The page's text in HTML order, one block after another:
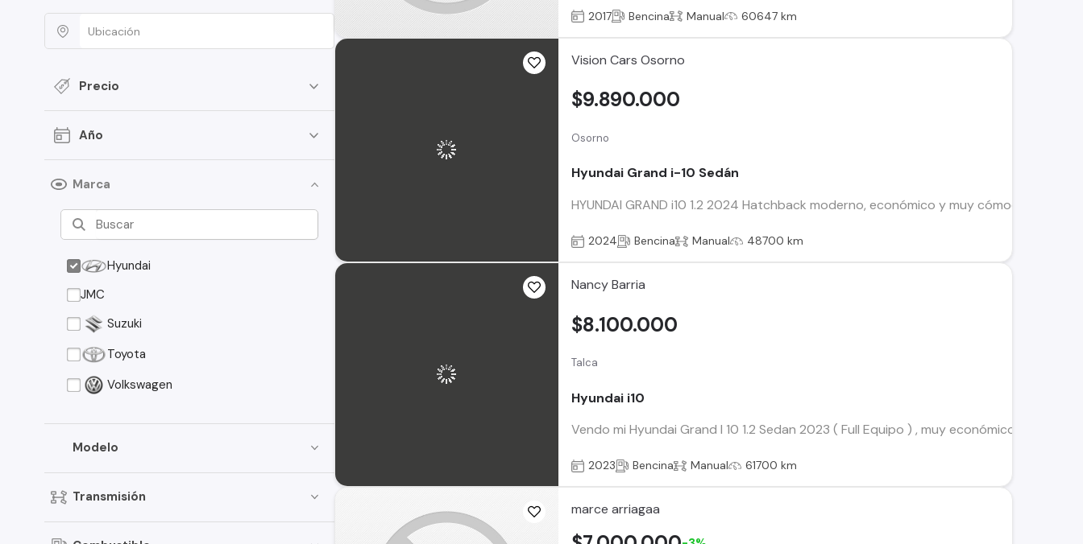
Precio
Año
Marca
Hyundai
JMC
Suzuki
Toyota
Volkswagen
Modelo
Transmisión
2017 Bencina Manual 60647 km
Vision Cars Osorno
Osorno
Hyundai Grand i-10 Sedán
HYUNDAI GRAND i10 1.2 2024 Hatchback moderno, económico y muy cómodo
$9.890.000
2024 Bencina Manual 48700 km
Nancy Barria
Talca
Hyundai i10
Vendo mi Hyundai Grand I 10 1.2 Sedan 2023 ( Full Equipo ) , muy económico, único
$8.100.000
2023 Bencina Manual 61700 km
marce arriagaa